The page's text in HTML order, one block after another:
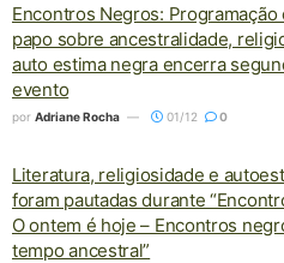
Encontros Negros: Programação
papo sobre ancestralidade,
auto estima negra encerra
evento
por Adriane Rocha 01/12 0
Literatura, religiosidade e
foram pautadas durante
O ontem é hoje – Encontros
tempo ancestral”